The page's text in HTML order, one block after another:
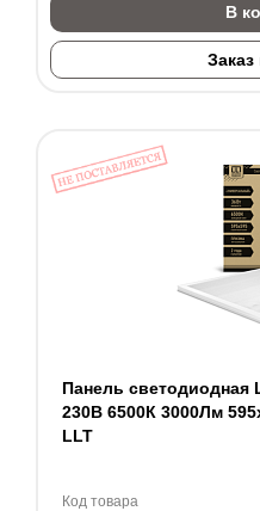
В
Заказ
Панель светодиодная
230В 6500К 3000Лм
LLT
Код товара